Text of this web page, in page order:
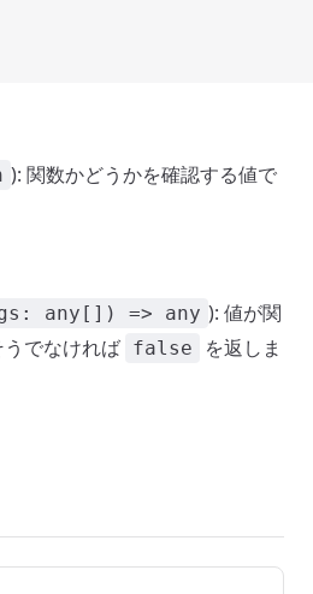
): 関数かどうかを確認する値で
any[]) => any ): 値が関
うでなければ false
を返しま